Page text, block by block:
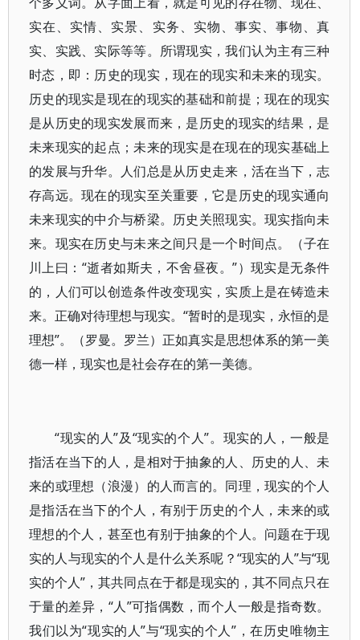
实在、实情、实景、实务、实物、事实、事物、真
实、实践、实际等等。所谓现实，我们认为主有三种
时态，即：历史的现实，现在的现实和未来的现实。
历史的现实是现在的现实的基础和前提；现在的现实
是从历史的现实发展而来，是历史的现实的结果，是
未来现实的起点；未来的现实是在现在的现实基础上
的发展与升华。人们总是从历史走来，活在当下，志
存高远。现在的现实至关重要，它是历史的现实通向
未来现实的中介与桥梁。历史关照现实。现实指向未
来。现实在历史与未来之间只是一个时间点。（子在
川上曰：“逝者如斯夫，不舍昼夜。”）现实是无条件
的，人们可以创造条件改变现实，实质上是在铸造未
来。正确对待理想与现实。“暂时的是现实，永恒的是
理想”。（罗曼。罗兰）正如真实是思想体系的第一美
德一样，现实也是社会存在的第一美德。
“现实的人”及“现实的个人”。现实的人，一般是
指活在当下的人，是相对于抽象的人、历史的人、未
来的或理想（浪漫）的人而言的。同理，现实的个人
是指活在当下的个人，有别于历史的个人，未来的或
理想的个人，甚至也有别于抽象的个人。问题在于现
实的人与现实的个人是什么关系呢？“现实的人”与“现
实的个人”，其共同点在于都是现实的，其不同点只在
于量的差异，“人”可指偶数，而个人一般是指奇数。
我们以为“现实的人”与“现实的个人”，在历史唯物主